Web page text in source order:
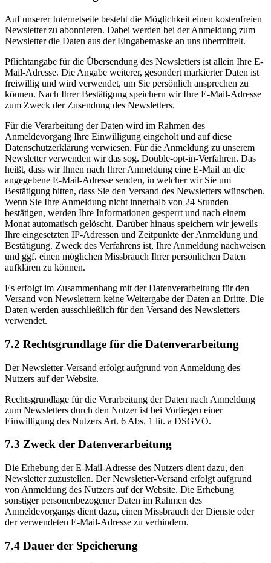
Auf unserer Internetseite besteht die Möglichkeit einen kostenfreien
Newsletter zu abonnieren. Dabei werden bei der Anmeldung zum
Newsletter die Daten aus der Eingabemaske an uns übermittelt.
Pflichtangabe für die Übersendung des Newsletters ist allein Ihre E-
Mail-Adresse. Die Angabe weiterer, gesondert markierter Daten ist
freiwillig und wird verwendet, um Sie persönlich ansprechen zu
können. Nach Ihrer Bestätigung speichern wir Ihre E-Mail-Adresse
zum Zweck der Zusendung des Newsletters.
Für die Verarbeitung der Daten wird im Rahmen des
Anmeldevorgang Ihre Einwilligung eingeholt und auf diese
Datenschutzerklärung verwiesen. Für die Anmeldung zu unserem
Newsletter verwenden wir das sog. Double-opt-in-Verfahren. Das
heißt, dass wir Ihnen nach Ihrer Anmeldung eine E-Mail an die
angegebene E-Mail-Adresse senden, in welcher wir Sie um
Bestätigung bitten, dass Sie den Versand des Newsletters wünschen.
Wenn Sie Ihre Anmeldung nicht innerhalb von 24 Stunden
bestätigen, werden Ihre Informationen gesperrt und nach einem
Monat automatisch gelöscht. Darüber hinaus speichern wir jeweils
Ihre eingesetzten IP-Adressen und Zeitpunkte der Anmeldung und
Bestätigung. Zweck des Verfahrens ist, Ihre Anmeldung nachweisen
und ggf. einen möglichen Missbrauch Ihrer persönlichen Daten
aufklären zu können.
Es erfolgt im Zusammenhang mit der Datenverarbeitung für den
Versand von Newslettern keine Weitergabe der Daten an Dritte. Die
Daten werden ausschließlich für den Versand des Newsletters
verwendet.
7.2 Rechtsgrundlage für die Datenverarbeitung
Der Newsletter-Versand erfolgt aufgrund von Anmeldung des
Nutzers auf der Website.
Rechtsgrundlage für die Verarbeitung der Daten nach Anmeldung
zum Newsletters durch den Nutzer ist bei Vorliegen einer
Einwilligung des Nutzers Art. 6 Abs. 1 lit. a DSGVO.
7.3 Zweck der Datenverarbeitung
Die Erhebung der E-Mail-Adresse des Nutzers dient dazu, den
Newsletter zuzustellen. Der Newsletter-Versand erfolgt aufgrund
von Anmeldung des Nutzers auf der Website. Die Erhebung
sonstiger personenbezogener Daten im Rahmen des
Anmeldevorgangs dient dazu, einen Missbrauch der Dienste oder
der verwendeten E-Mail-Adresse zu verhindern.
7.4 Dauer der Speicherung